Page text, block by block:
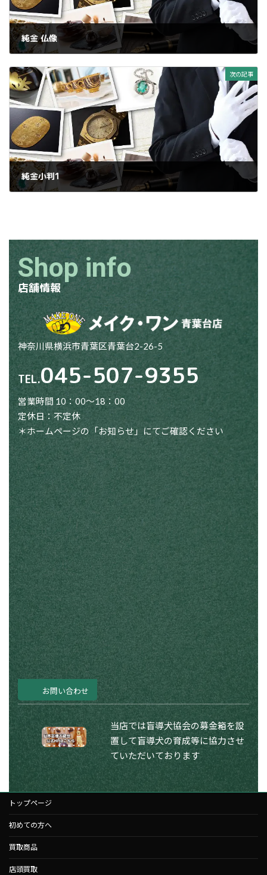
純金 仏像
次の記事
純金小判1
Shop info
店舗情報
神奈川県横浜市青葉区青葉台2-26-5
TEL.045-507-9355
営業時間 10：00～18：00
定休日：不定休
＊ホームページの「お知らせ」にてご確認ください
お問い合わせ
当店では盲導犬協会の募金箱を設
置して盲導犬の育成等に協力させ
ていただいております
トップページ
初めての方へ
買取商品
店頭買取